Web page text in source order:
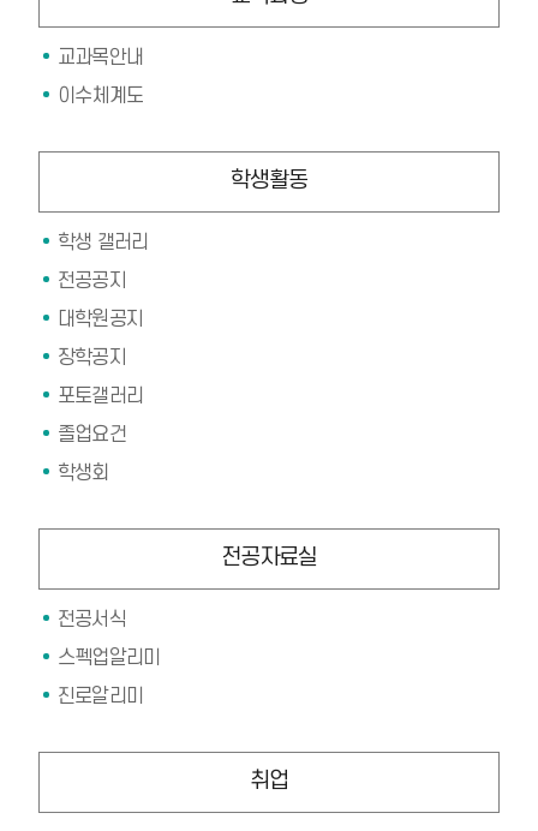
교과목안내
이수체계도
학생활동
학생 갤러리
전공공지
대학원공지
장학공지
포토갤러리
졸업요건
학생회
전공자료실
전공서식
스펙업알리미
진로알리미
취업